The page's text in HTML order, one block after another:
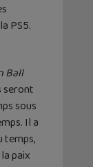
PS5.
Ball
seront
sous
Il a
temps,
paix